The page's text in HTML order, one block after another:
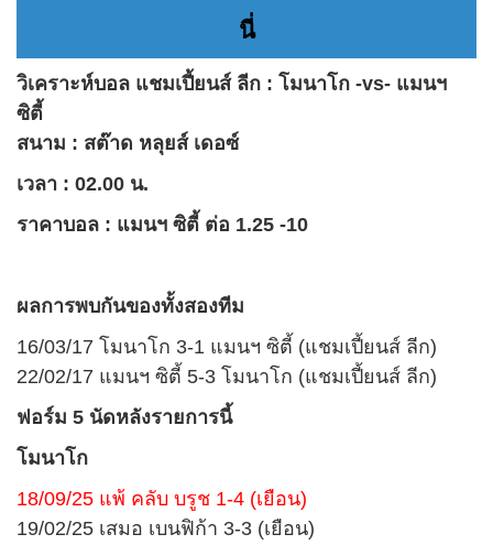
นี่
วิเคราะห์บอล แชมเปี้ยนส์ ลีก : โมนาโก -vs- แมนฯ
ซิตี้
สนาม : สต๊าด หลุยส์ เดอซ์
เวลา : 02.00 น.
ราคาบอล : แมนฯ ซิตี้ ต่อ 1.25 -10
ผลการพบกันของทั้งสองทีม
16/03/17 โมนาโก 3-1 แมนฯ ซิตี้ (แชมเปี้ยนส์ ลีก)
22/02/17 แมนฯ ซิตี้ 5-3 โมนาโก (แชมเปี้ยนส์ ลีก)
ฟอร์ม 5 นัดหลังรายการนี้
โมนาโก
18/09/25 แพ้ คลับ บรูช 1-4 (เยือน)
19/02/25 เสมอ เบนฟิก้า 3-3 (เยือน)